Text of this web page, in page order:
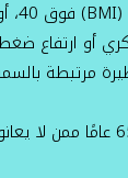
أو ارتفاع
مرتبطة
الفئة العمرية بين 18 و65